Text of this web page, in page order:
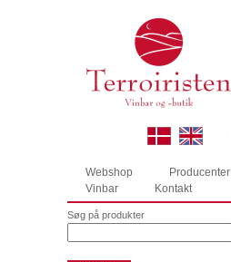
Webshop Producenter
Vinbar
Kontakt
Søg på produkter